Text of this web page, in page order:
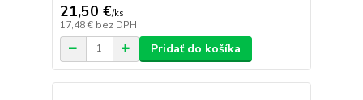
21,50 €/ks
17,48 € bez DPH
Pridať do košíka